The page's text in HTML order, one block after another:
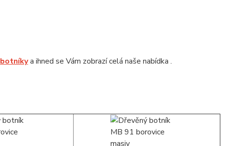
botníkya ihned se Vám zobrazí celá naše nabídka .